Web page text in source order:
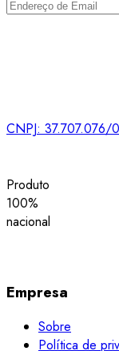
CNPJ: 37.707.076/
Produto
100%
nacional
Empresa
Sobre
Política de